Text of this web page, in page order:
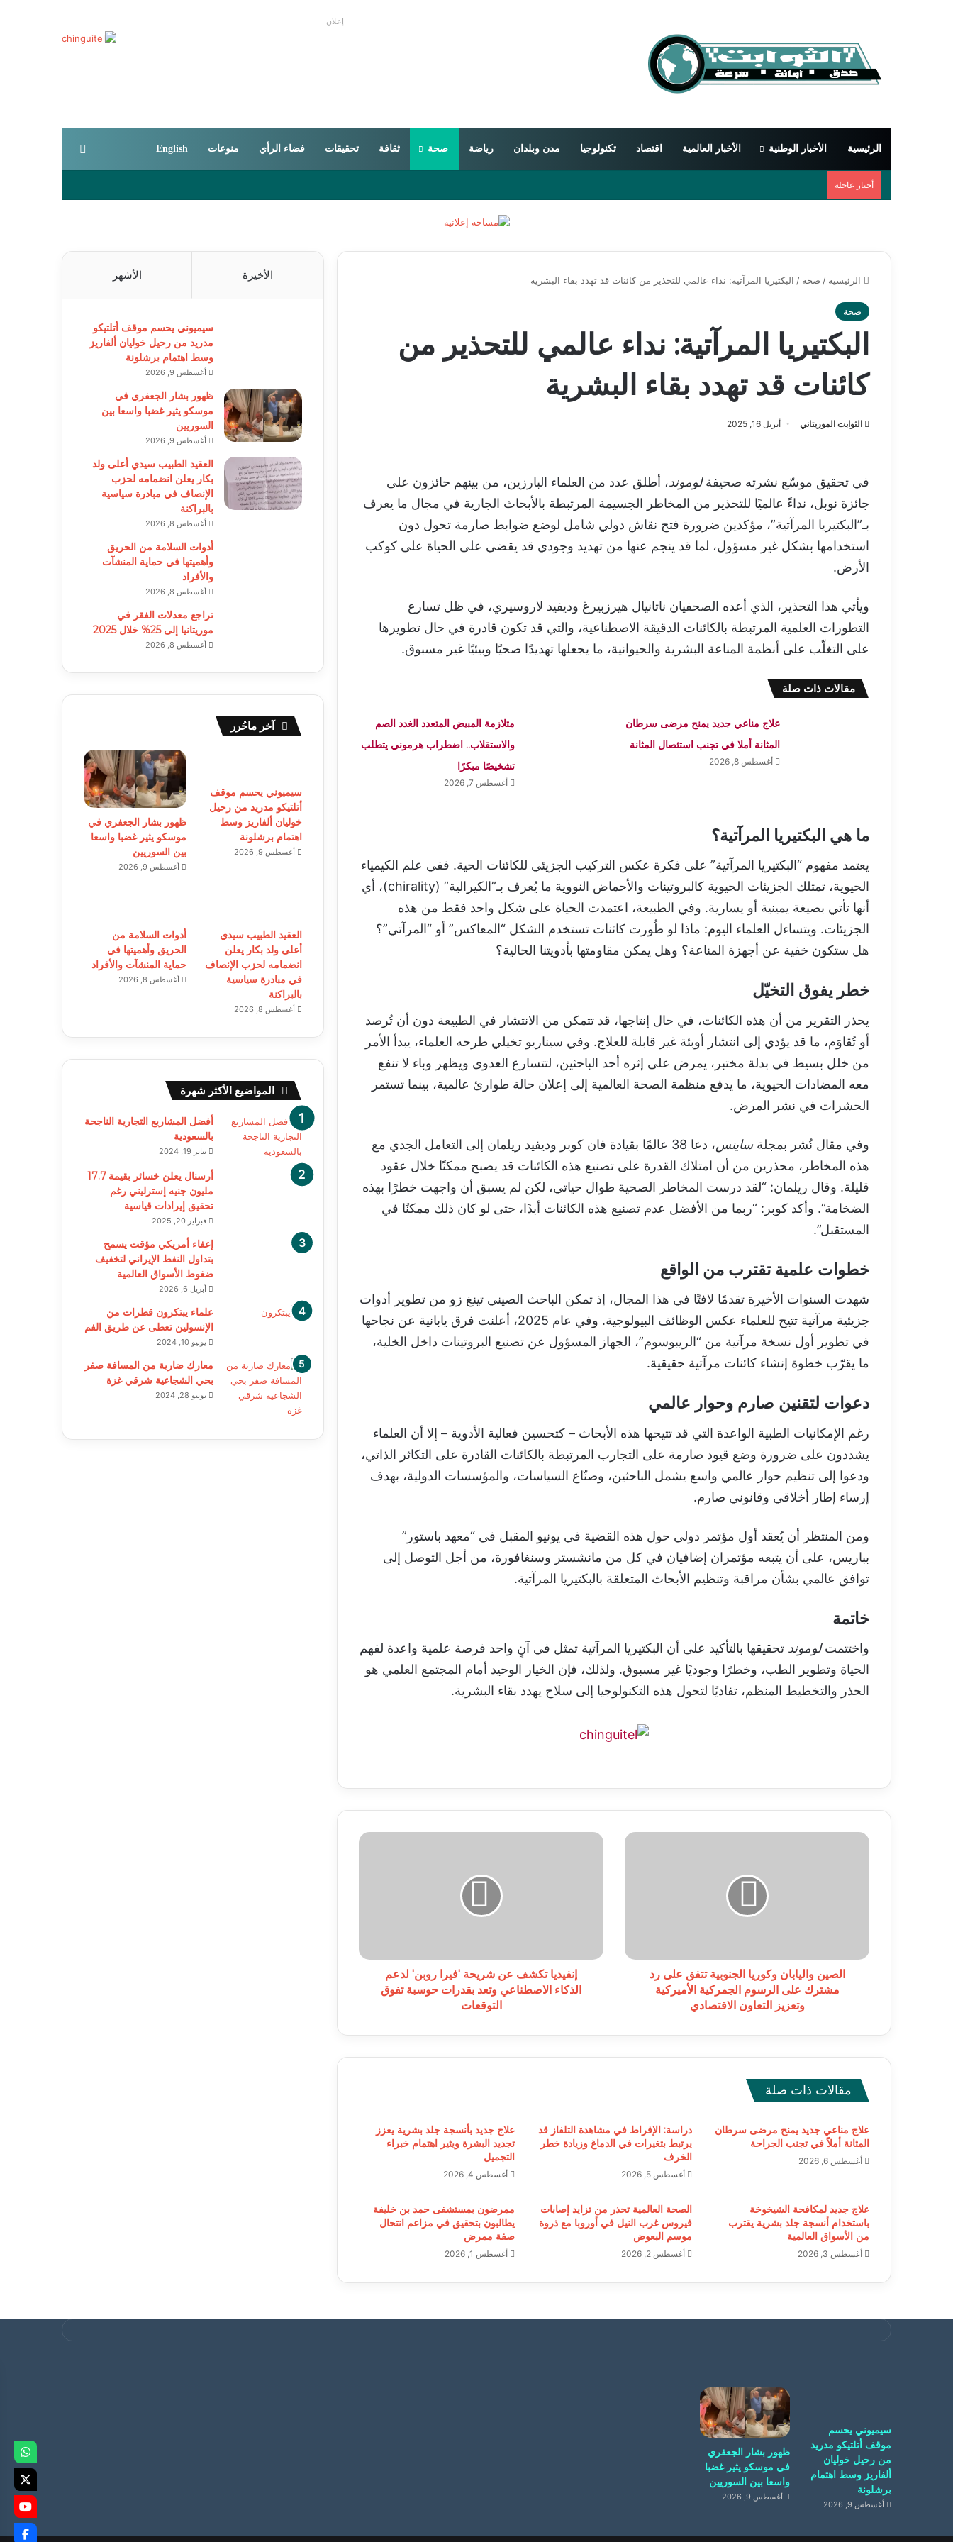
إعلان
الرئيسية الأخبار الوطنية الأخبار العالمية اقتصاد تكنولوجيا مدن وبلدان رياضة صحة ثقافة تحقيقات فضاء الرأي منوعات English
أخبار عاجلة
الرئيسية / صحة / البكتيريا المرآتية: نداء عالمي للتحذير من كائنات قد تهدد بقاء البشرية
صحة
البكتيريا المرآتية: نداء عالمي للتحذير من
كائنات قد تهدد بقاء البشرية
الثوابت الموريتاني أبريل 16, 2025
في تحقيق موسّع نشرته صحيفةلوموند، أطلق عدد من العلماء البارزين، من بينهم حائزون على
جائزة نوبل، نداءً عالميًا للتحذير من المخاطر الجسيمة المرتبطة بالأبحاث الجارية في مجال ما يعرف
بـ”البكتيريا المرآتية”، مؤكدين ضرورة فتح نقاش دولي شامل لوضع ضوابط صارمة تحول دون
استخدامها بشكل غير مسؤول، لما قد ينجم عنها من تهديد وجودي قد يقضي على الحياة على كوكب
الأرض.
ويأتي هذا التحذير، الذي أعده الصحفيان ناتانيال هيرزبيرغ وديفيد لاروسيري، في ظل تسارع
التطورات العلمية المرتبطة بالكائنات الدقيقة الاصطناعية، والتي قد تكون قادرة في حال تطويرها
على التغلّب على أنظمة المناعة البشرية والحيوانية، ما يجعلها تهديدًا صحيًا وبيئيًا غير مسبوق.
مقالات ذات صلة
علاج مناعي جديد يمنح مرضى سرطان
المثانة أملا في تجنب استئصال المثانة
أغسطس 8, 2026
متلازمة المبيض المتعدد الغدد الصم
والاستقلاب.. اضطراب هرموني يتطلب
تشخيصًا مبكرًا
أغسطس 7, 2026
ما هي البكتيريا المرآتية؟
يعتمد مفهوم “البكتيريا المرآتية” على فكرة عكس التركيب الجزيئي للكائنات الحية. ففي علم الكيمياء
الحيوية، تمتلك الجزيئات الحيوية كالبروتينات والأحماض النووية ما يُعرف بـ”الكيرالية” (chirality)، أي
أنها تأتي بصيغة يمينية أو يسارية. وفي الطبيعة، اعتمدت الحياة على شكل واحد فقط من هذه
الجزيئات. ويتساءل العلماء اليوم: ماذا لو طُورت كائنات تستخدم الشكل “المعاكس” أو “المرآتي”؟
هل ستكون خفية عن أجهزة المناعة؟ وهل يمكن مقاومتها بأدويتنا الحالية؟
خطر يفوق التخيّل
يحذر التقرير من أن هذه الكائنات، في حال إنتاجها، قد تتمكن من الانتشار في الطبيعة دون أن تُرصد
أو تُقاوَم، ما قد يؤدي إلى انتشار أوبئة غير قابلة للعلاج. وفي سيناريو تخيلي طرحه العلماء، يبدأ الأمر
من خلل بسيط في بدلة مختبر، يمرض على إثره أحد الباحثين، لتتسارع العدوى ويظهر وباء لا تنفع
معه المضادات الحيوية، ما يدفع منظمة الصحة العالمية إلى إعلان حالة طوارئ عالمية، بينما تستمر
الحشرات في نشر المرض.
وفي مقال نُشر بمجلة ساينس
، دعا 38 عالمًا بقيادة فان كوبر وديفيد ريلمان إلى التعامل الجدي مع
هذه المخاطر، محذرين من أن امتلاك القدرة على تصنيع هذه الكائنات قد يصبح ممكنًا خلال عقود
قليلة. وقال ريلمان: “لقد درست المخاطر الصحية طوال حياتي، لكن لم يسبق أن واجهت خطرًا بهذه
الضخامة”. وأكد كوبر: “ربما من الأفضل عدم تصنيع هذه الكائنات أبدًا، حتى لو كان ذلك ممكنًا في
المستقبل”.
خطوات علمية تقترب من الواقع
شهدت السنوات الأخيرة تقدمًا لافتًا في هذا المجال، إذ تمكن الباحث الصيني تينغ زو من تطوير أدوات
جزيئية مرآتية تتيح للعلماء عكس الوظائف البيولوجية. وفي عام 2025، أعلنت فرق يابانية عن نجاحها
في تطوير أول نسخة مرآتية من “الريبوسوم”، الجهاز المسؤول عن تصنيع البروتينات داخل الخلية،
ما يقرّب خطوة إنشاء كائنات مرآتية حقيقية.
دعوات لتقنين صارم وحوار عالمي
رغم الإمكانيات الطبية الواعدة التي قد تتيحها هذه الأبحاث – كتحسين فعالية الأدوية – إلا أن العلماء
يشددون على ضرورة وضع قيود صارمة على التجارب المرتبطة بالكائنات القادرة على التكاثر الذاتي،
ودعوا إلى تنظيم حوار عالمي واسع يشمل الباحثين، وصنّاع السياسات، والمؤسسات الدولية، بهدف
إرساء إطار أخلاقي وقانوني صارم.
ومن المنتظر أن يُعقد أول مؤتمر دولي حول هذه القضية في يونيو المقبل في “معهد باستور”
بباريس، على أن يتبعه مؤتمران إضافيان في كل من مانشستر وسنغافورة، من أجل التوصل إلى
توافق عالمي بشأن مراقبة وتنظيم الأبحاث المتعلقة بالبكتيريا المرآتية.
خاتمة
واختتمتلوموند تحقيقها بالتأكيد على أن البكتيريا المرآتية تمثل في آنٍ واحد فرصة علمية واعدة لفهم
الحياة وتطوير الطب، وخطرًا وجوديًا غير مسبوق. ولذلك، فإن الخيار الوحيد أمام المجتمع العلمي هو
الحذر والتخطيط المنظم، تفاديًا لتحول هذه التكنولوجيا إلى سلاح يهدد بقاء البشرية.
الصين
على
الرسوم
الجمركية
الصين واليابان وكوريا الجنوبية تتفق على رد
مشترك على الرسوم الجمركية الأميركية
وتعزيز التعاون الاقتصادي
إنفيديا
الاصطناعي
بقدرات
إنفيديا تكشف عن شريحة 'فيرا روبن' لدعم
الذكاء الاصطناعي وتعد بقدرات حوسبة تفوق
التوقعات
مقالات ذات صلة
علاج مناعي جديد يمنح مرضى سرطان
المثانة أملاً في تجنب الجراحة
أغسطس 6, 2026
دراسة: الإفراط في مشاهدة التلفاز قد
يرتبط بتغيرات في الدماغ وزيادة خطر
الخرف
أغسطس 5, 2026
علاج جديد بأنسجة جلد بشرية يعزز
تجديد البشرة ويثير اهتمام خبراء
التجميل
أغسطس 4, 2026
علاج جديد لمكافحة الشيخوخة
باستخدام أنسجة جلد بشرية يقترب
من الأسواق العالمية
أغسطس 3, 2026
الصحة العالمية تحذر من تزايد إصابات
فيروس غرب النيل في أوروبا مع ذروة
موسم البعوض
أغسطس 2, 2026
ممرضون بمستشفى حمد بن خليفة
يطالبون بتحقيق في مزاعم انتحال
صفة ممرض
أغسطس 1, 2026
الأخيرة الأشهر
سيميوني يحسم موقف أتلتيكو
مدريد من رحيل خوليان ألفاريز
وسط اهتمام برشلونة
أغسطس 9, 2026
ظهور بشار الجعفري في
موسكو يثير غضبا واسعا بين
السوريين
أغسطس 9, 2026
العقيد الطبيب سيدي أعلى ولد
بكار يعلن انضمامه لحزب
الإنصاف في مبادرة سياسية
بالبراكنة
أغسطس 8, 2026
أدوات السلامة من الحريق
وأهميتها في حماية المنشآت
والأفراد
أغسطس 8, 2026
تراجع معدلات الفقر في
موريتانيا إلى 25% خلال 2025
أغسطس 8, 2026
آخر ماحُرر
سيميوني يحسم موقف
أتلتيكو مدريد من رحيل
خوليان ألفاريز وسط
اهتمام برشلونة
أغسطس 9, 2026
ظهور بشار الجعفري في
موسكو يثير غضبا واسعا
بين السوريين
أغسطس 9, 2026
العقيد الطبيب سيدي
أعلى ولد بكار يعلن
انضمامه لحزب الإنصاف
في مبادرة سياسية
بالبراكنة
أغسطس 8, 2026
أدوات السلامة من
الحريق وأهميتها في
حماية المنشآت والأفراد
أغسطس 8, 2026
المواضيع الأكثر شهرة
أفضل المشاريع التجارية الناجحة
بالسعودية
يناير 19, 2024
أرسنال يعلن خسائر بقيمة 17.7
مليون جنيه إسترليني رغم
تحقيق إيرادات قياسية
فبراير 20, 2025
إعفاء أمريكي مؤقت يسمح
بتداول النفط الإيراني لتخفيف
ضغوط الأسواق العالمية
أبريل 6, 2026
علماء يبتكرون قطرات من
الإنسولين تعطى عن طريق الفم
يونيو 10, 2024
معارك ضارية من المسافة صفر
بحي الشجاعية شرقي غزة
يونيو 28, 2024
سيميوني يحسم
موقف أتلتيكو مدريد
من رحيل خوليان
ألفاريز وسط اهتمام
برشلونة
أغسطس 9, 2026
ظهور بشار الجعفري
في موسكو يثير غضبا
واسعا بين السوريين
أغسطس 9, 2026